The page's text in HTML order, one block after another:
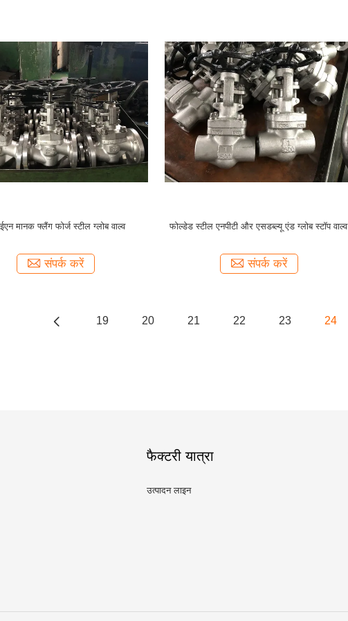
मानक फ्लैंग फोर्ज स्टील ग्लोब वाल्व
संपर्क करें
फोल्डेड स्टील एनपीटी और एसडब्ल्यू एंड ग्लोब स्टॉप वाल्व
संपर्क करें
19 20 21 22 23 24
फैक्टरी यात्रा
उत्पादन लाइन